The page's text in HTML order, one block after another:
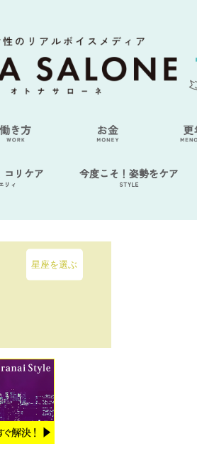
コリケア
リィ
今度こそ！姿勢をケア
STYLE
星座を選ぶ